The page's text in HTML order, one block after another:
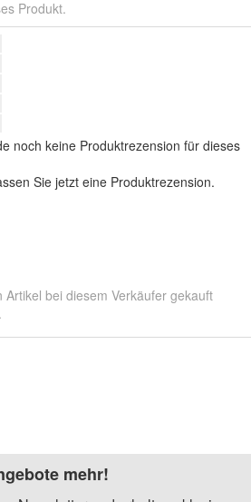
Produkt.
noch keine Produktrezension für dieses
Sie jetzt eine Produktrezension.
bei diesem Verkäufer gekauft
mehr!